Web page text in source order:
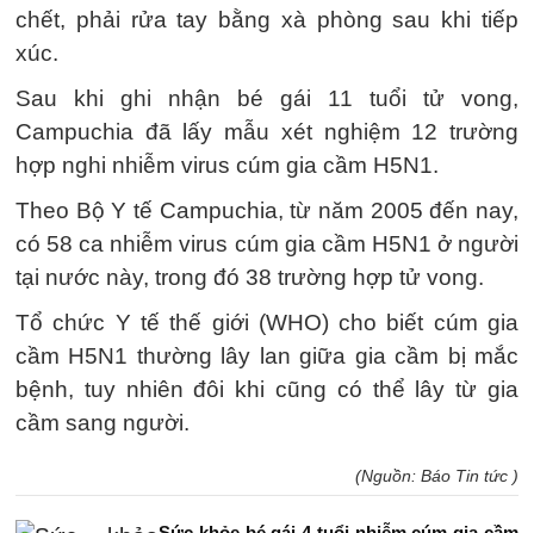
chết, phải rửa tay bằng xà phòng sau khi tiếp
xúc.
Sau khi ghi nhận bé gái 11 tuổi tử vong,
Campuchia đã lấy mẫu xét nghiệm 12 trường
hợp nghi nhiễm virus cúm gia cầm H5N1.
Theo Bộ Y tế Campuchia, từ năm 2005 đến nay,
có 58 ca nhiễm virus cúm gia cầm H5N1 ở người
tại nước này, trong đó 38 trường hợp tử vong.
Tổ chức Y tế thế giới (WHO) cho biết cúm gia
cầm H5N1 thường lây lan giữa gia cầm bị mắc
bệnh, tuy nhiên đôi khi cũng có thể lây từ gia
cầm sang người.
(Nguồn: Báo Tin tức )